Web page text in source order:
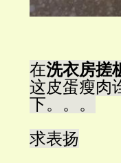
在洗衣房搓
这皮蛋瘦肉
下。。。
求表扬